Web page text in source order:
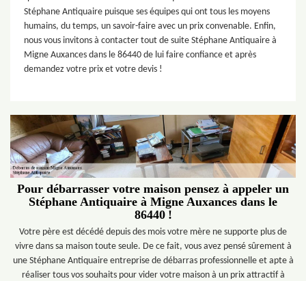
Stéphane Antiquaire puisque ses équipes qui ont tous les moyens
humains, du temps, un savoir-faire avec un prix convenable. Enfin,
nous vous invitons à contacter tout de suite Stéphane Antiquaire à
Migne Auxances dans le 86440 de lui faire confiance et après
demandez votre prix et votre devis !
Pour débarrasser votre maison pensez à appeler un
Stéphane Antiquaire à Migne Auxances dans le
86440 !
Votre père est décédé depuis des mois votre mère ne supporte plus de
vivre dans sa maison toute seule. De ce fait, vous avez pensé sûrement à
une Stéphane Antiquaire entreprise de débarras professionnelle et apte à
réaliser tous vos souhaits pour vider votre maison à un prix attractif à